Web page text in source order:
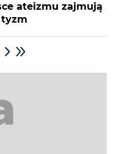
ateizmu zajmują